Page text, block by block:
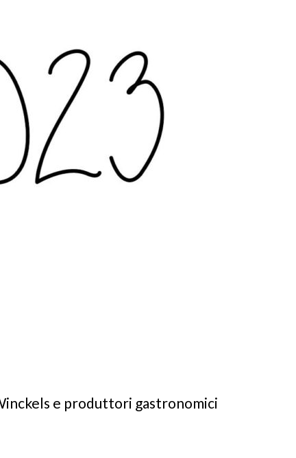
e produttori gastronomici